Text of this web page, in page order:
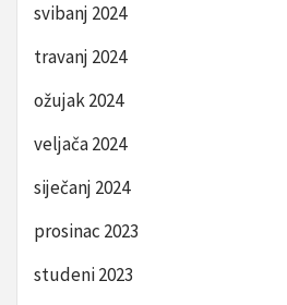
svibanj 2024
travanj 2024
ožujak 2024
veljača 2024
siječanj 2024
prosinac 2023
studeni 2023